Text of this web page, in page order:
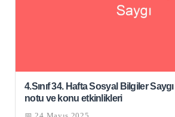
4.Sınıf 34. Hafta Sosyal Bilgiler
notu ve konu etkinlikleri